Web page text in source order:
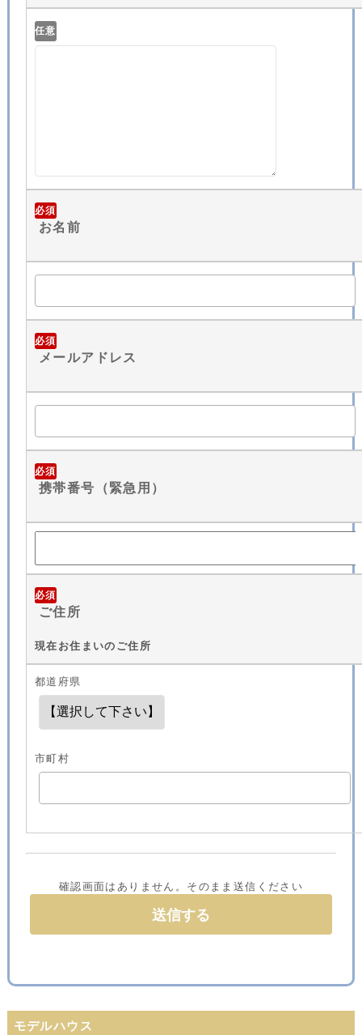
任意
必須
お名前
必須
メールアドレス
必須
携帯番号（緊急用）
必須
ご住所
現在お住まいのご住所
都道府県
市町村
確認画面はありません。そのまま送信ください
モデルハウス